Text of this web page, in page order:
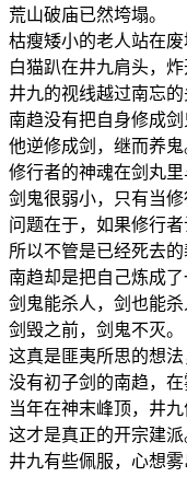
荒山破庙已然垮塌。
枯瘦矮小的老人站在废
白猫趴在井九肩头，
井九的视线越过南忘
南趋没有把自身修成
他逆修成剑，继而养鬼
修行者的神魂在剑丸
剑鬼很弱小，只有当
问题在于，如果修行
所以不管是已经死去
南趋却是把自己炼成
剑鬼能杀人，剑也能杀
剑毁之前，剑鬼不灭。
这真是匪夷所思的想法
没有初子剑的南趋，
当年在神末峰顶，井
这才是真正的开宗建派
井九有些佩服，心想